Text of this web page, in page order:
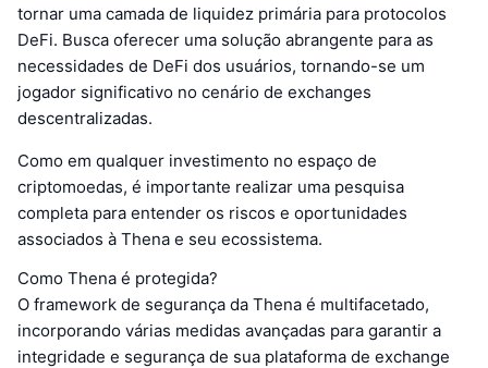
tornar uma camada de liquidez primária para protocolos
DeFi. Busca oferecer uma solução abrangente para as
necessidades de DeFi dos usuários, tornando-se um
jogador significativo no cenário de exchanges
descentralizadas.
Como em qualquer investimento no espaço de
criptomoedas, é importante realizar uma pesquisa
completa para entender os riscos e oportunidades
associados à Thena e seu ecossistema.
Como Thena é protegida?
O framework de segurança da Thena é multifacetado,
incorporando várias medidas avançadas para garantir a
integridade e segurança de sua plataforma de exchange